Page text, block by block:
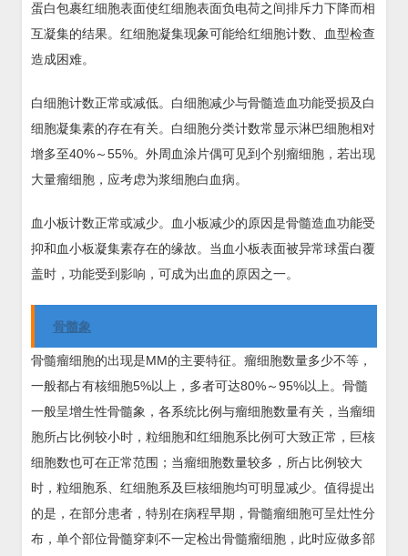
蛋白包裹红细胞表面使红细胞表面负电荷之间排斥力下降而相
互凝集的结果。红细胞凝集现象可能给红细胞计数、血型检查
造成困难。
白细胞计数正常或减低。白细胞减少与骨髓造血功能受损及白
细胞凝集素的存在有关。白细胞分类计数常显示淋巴细胞相对
增多至40%～55%。外周血涂片偶可见到个别瘤细胞，若出现
大量瘤细胞，应考虑为浆细胞白血病。
血小板计数正常或减少。血小板减少的原因是骨髓造血功能受
抑和血小板凝集素存在的缘故。当血小板表面被异常球蛋白覆
盖时，功能受到影响，可成为出血的原因之一。
骨髓象
骨髓瘤细胞的出现是MM的主要特征。瘤细胞数量多少不等，
一般都占有核细胞5%以上，多者可达80%～95%以上。骨髓
一般呈增生性骨髓象，各系统比例与瘤细胞数量有关，当瘤细
胞所占比例较小时，粒细胞和红细胞系比例可大致正常，巨核
细胞数也可在正常范围；当瘤细胞数量较多，所占比例较大
时，粒细胞系、红细胞系及巨核细胞均可明显减少。值得提出
的是，在部分患者，特别在病程早期，骨髓瘤细胞可呈灶性分
布，单个部位骨髓穿刺不一定检出骨髓瘤细胞，此时应做多部